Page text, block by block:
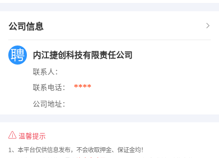
公司信息
内江捷创科技有限责任公司
联系人：
联系电话： ****
公司地址：
温馨提示
1、本平台仅供信息发布，不会收取押金、保证金均！